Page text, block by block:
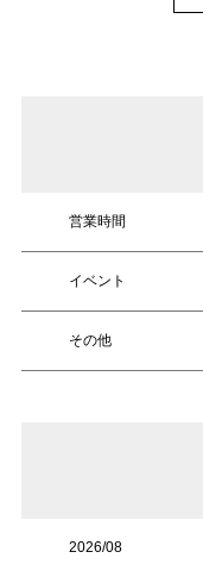
低ダメージのカラーを楽
髪や頭皮でお悩みがある
営業時間
イベント
その他
2026/08